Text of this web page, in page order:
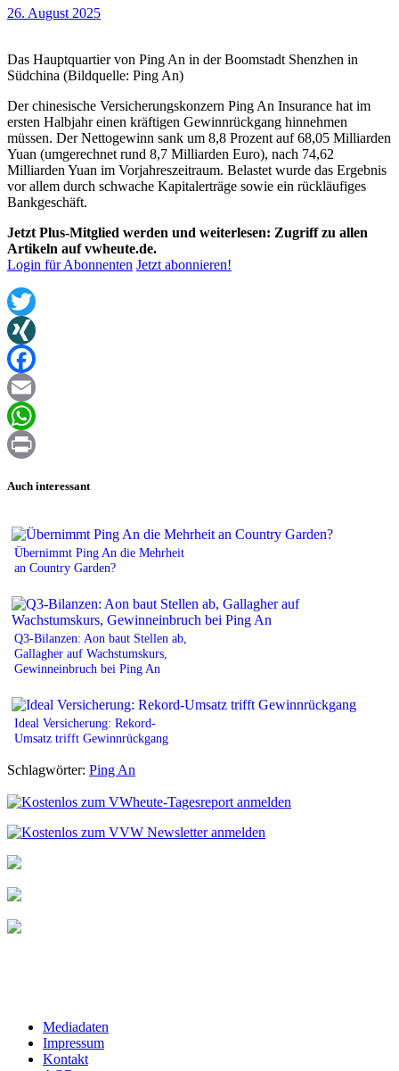
26. August 2025
Das Hauptquartier von Ping An in der Boomstadt Shenzhen in
Südchina (Bildquelle: Ping An)
Der chinesische Versicherungskonzern Ping An Insurance hat im
ersten Halbjahr einen kräftigen Gewinnrückgang hinnehmen
müssen. Der Nettogewinn sank um 8,8 Prozent auf 68,05 Milliarden
Yuan (umgerechnet rund 8,7 Milliarden Euro), nach 74,62
Milliarden Yuan im Vorjahreszeitraum. Belastet wurde das Ergebnis
vor allem durch schwache Kapitalerträge sowie ein rückläufiges
Bankgeschäft.
Jetzt Plus-Mitglied werden und weiterlesen: Zugriff zu allen
Artikeln auf vwheute.de.
Login für Abonnenten Jetzt abonnieren!
Twitter
XING
Facebook
Email
WhatsApp
Auch interessant
Übernimmt Ping An die Mehrheit
an Country Garden?
Q3-Bilanzen: Aon baut Stellen ab,
Gallagher auf Wachstumskurs,
Gewinneinbruch bei Ping An
Ideal Versicherung: Rekord-
Umsatz trifft Gewinnrückgang
Schlagwörter: Ping An
Mediadaten
Impressum
Kontakt